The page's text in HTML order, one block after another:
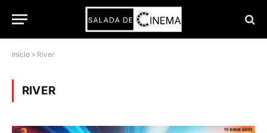
Início » River
RIVER